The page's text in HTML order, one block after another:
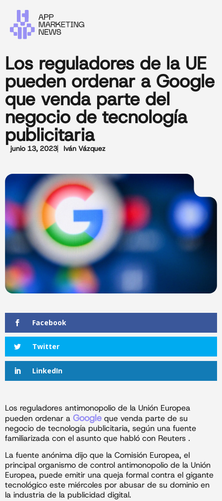
Los reguladores de la UE
pueden ordenar a Google
que venda parte del
negocio de tecnología
publicitaria
junio 13, 2023 Iván Vázquez
Facebook
Twitter
LinkedIn
Los reguladores antimonopolio de la Unión Europea
pueden ordenar a Google que venda parte de su
negocio de tecnología publicitaria, según una fuente
familiarizada con el asunto que habló con Reuters .
La fuente anónima dijo que la Comisión Europea, el
principal organismo de control antimonopolio de la Unión
Europea, puede emitir una queja formal contra el gigante
tecnológico este miércoles por abusar de su dominio en
la industria de la publicidad digital.